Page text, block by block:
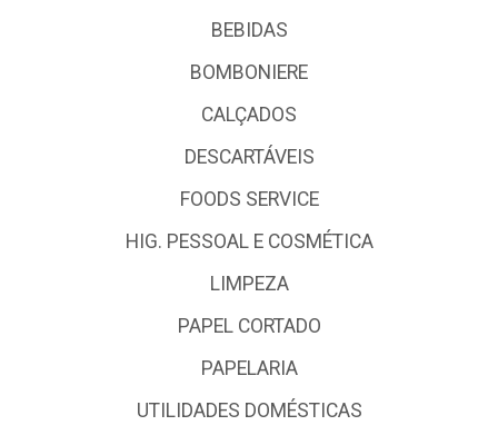
BEBIDAS
BOMBONIERE
CALÇADOS
DESCARTÁVEIS
FOODS SERVICE
HIG. PESSOAL E COSMÉTICA
LIMPEZA
PAPEL CORTADO
PAPELARIA
UTILIDADES DOMÉSTICAS